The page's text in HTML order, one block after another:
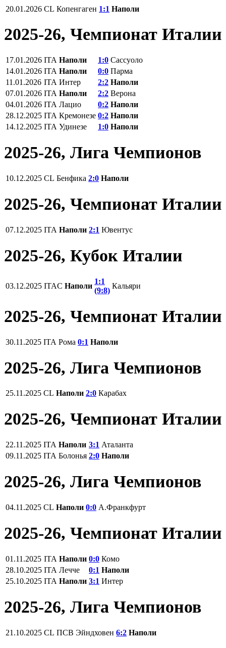
20.01.2026 CL Копенгаген 1:1 Наполи
2025-26, Чемпионат Италии
17.01.2026 ITA Наполи 1:0 Сассуоло
14.01.2026 ITA Наполи 0:0 Парма
11.01.2026 ITA Интер 2:2 Наполи
07.01.2026 ITA Наполи 2:2 Верона
04.01.2026 ITA Лацио 0:2 Наполи
28.12.2025 ITA Кремонезе 0:2 Наполи
14.12.2025 ITA Удинезе 1:0 Наполи
2025-26, Лига Чемпионов
10.12.2025 CL Бенфика 2:0 Наполи
2025-26, Чемпионат Италии
07.12.2025 ITA Наполи 2:1 Ювентус
2025-26, Кубок Италии
03.12.2025 ITAC Наполи
1:1
(9:8)
Кальяри
2025-26, Чемпионат Италии
30.11.2025 ITA Рома 0:1 Наполи
2025-26, Лига Чемпионов
25.11.2025 CL Наполи 2:0 Карабах
2025-26, Чемпионат Италии
22.11.2025 ITA Наполи 3:1 Аталанта
09.11.2025 ITA Болонья 2:0 Наполи
2025-26, Лига Чемпионов
04.11.2025 CL Наполи 0:0 А.Франкфурт
2025-26, Чемпионат Италии
01.11.2025 ITA Наполи 0:0 Комо
28.10.2025 ITA Лечче 0:1 Наполи
25.10.2025 ITA Наполи 3:1 Интер
2025-26, Лига Чемпионов
21.10.2025 CL ПСВ Эйндховен 6:2 Наполи